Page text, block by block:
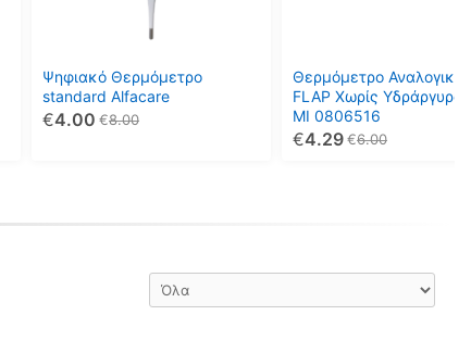
Ψηφιακό Θερμόμετρο
standard Alfacare
8.00
€
4.00
€
Θερμόμετρο Αναλογικό
FLAP Χωρίς Υδράργυρο
MI 0806516
6.00
€
4.29
€